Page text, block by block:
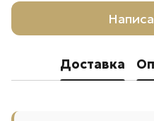
Доставка